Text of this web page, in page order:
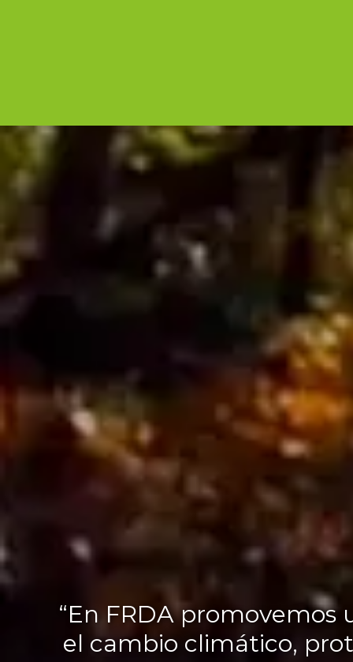
“En FRDA
el cambio climático,